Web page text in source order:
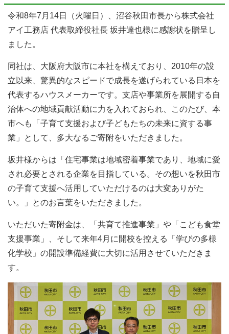
令和8年7月14日（火曜日）、沼谷秋田市長から株式会社
アイ工務店 代表取締役社長 坂井達也様に感謝状を贈呈し
ました。
同社は、大阪府大阪市に本社を構えており、2010年の設
立以来、驚異的なスピードで成長を遂げられている日本を
代表するハウスメーカーです。支店や事業所を展開する自
治体への地域貢献活動に力を入れておられ、このたび、本
市へも「子育て支援および子どもたちの未来に資する事
業」として、多大なるご寄附をいただきました。
坂井様からは「住宅事業は地域密着事業であり、地域に愛
され必要とされる企業を目指している。その想いを秋田市
の子育て支援へ活用していただけるのは大変ありがた
い。」とのお言葉をいただきました。
いただいた寄附金は、「共育て推進事業」や「こども食堂
支援事業」、そして来年4月に開校を控える「学びの多様
化学校」の開設準備経費に大切に活用させていただきま
す。